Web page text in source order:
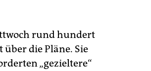
rund hundert
die Pläne. Sie
„gezieltere“